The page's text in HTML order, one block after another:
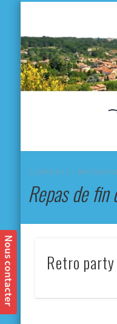
CURRENTLY
Repas de fin
Retro party